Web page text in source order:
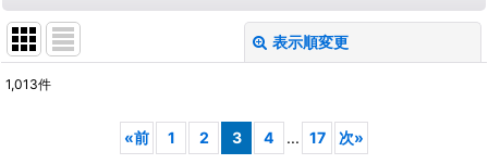
表示順変更
1,013件
«前 1 2 3 4 ... 17 次»